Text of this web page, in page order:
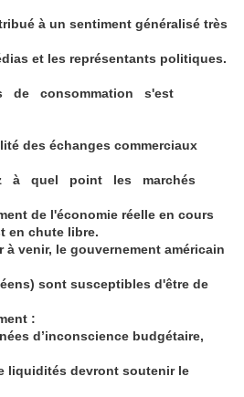
à un sentiment généralisé très
et les représentants politiques.
de consommation s'est
des échanges commerciaux
à quel point les marchés
de l'économie réelle en cours
en chute libre.
venir, le gouvernement américain
sont susceptibles d'être de
:
d’inconscience budgétaire,
liquidités devront soutenir le